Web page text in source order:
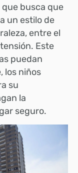
busca que
un estilo de
entre el
Este
puedan
los niños
su
la
seguro.